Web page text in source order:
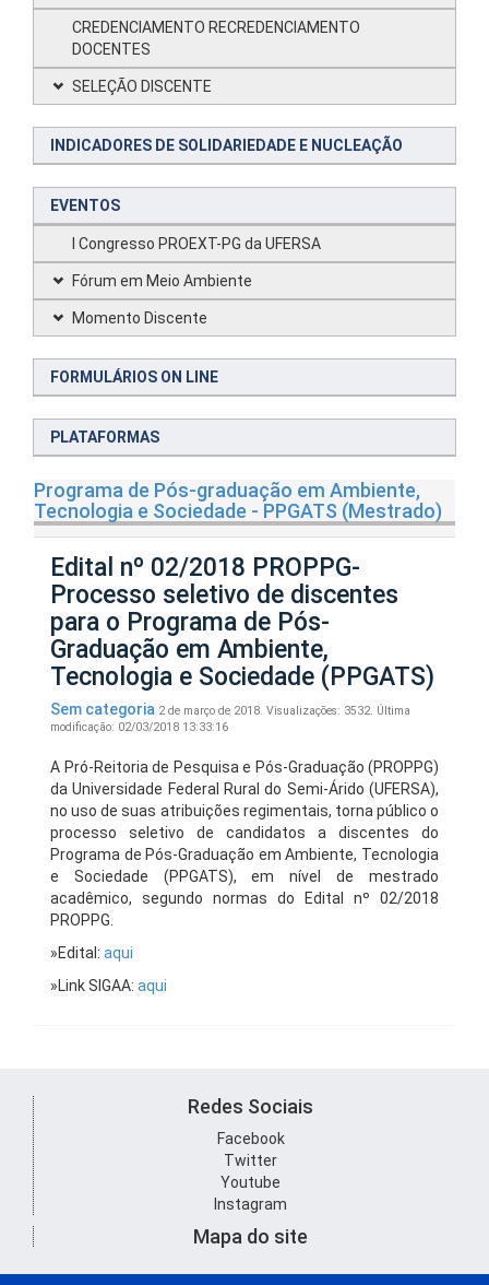
CREDENCIAMENTO RECREDENCIAMENTO
DOCENTES
SELEÇÃO DISCENTE
INDICADORES DE SOLIDARIEDADE E NUCLEAÇÃO
EVENTOS
I Congresso PROEXT-PG da UFERSA
Fórum em Meio Ambiente
Momento Discente
FORMULÁRIOS ON LINE
PLATAFORMAS
Programa de Pós-graduação em Ambiente,
Tecnologia e Sociedade - PPGATS (Mestrado)
Edital nº 02/2018 PROPPG-
Processo seletivo de discentes
para o Programa de Pós-
Graduação em Ambiente,
Tecnologia e Sociedade (PPGATS)
Sem categoria 2 de março de 2018. Visualizações: 3532. Última
modificação: 02/03/2018 13:33:16
A Pró-Reitoria de Pesquisa e Pós-Graduação (PROPPG)
da Universidade Federal Rural do Semi-Árido (UFERSA),
no uso de suas atribuições regimentais, torna público o
processo seletivo de candidatos a discentes do
Programa de Pós-Graduação em Ambiente, Tecnologia
e Sociedade (PPGATS), em nível de mestrado
acadêmico, segundo normas do Edital nº 02/2018
PROPPG.
»Edital: aqui
»Link SIGAA: aqui
Redes Sociais
Facebook
Twitter
Youtube
Instagram
Mapa do site